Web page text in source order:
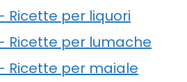
Ricette per liquori
Ricette per lumache
Ricette per maiale